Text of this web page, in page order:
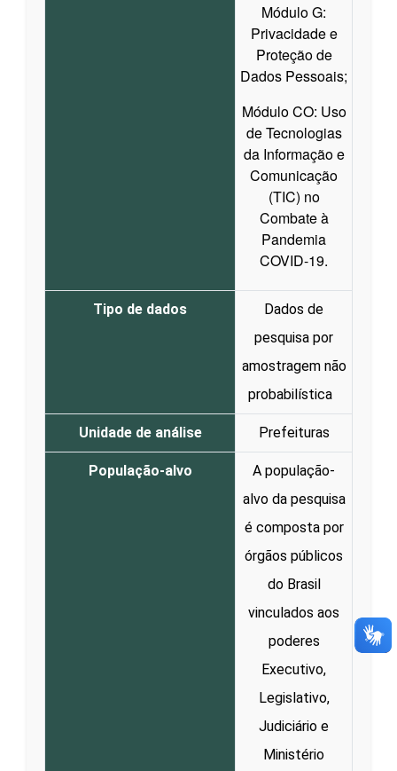
Módulo G:
Privacidade e
Proteção de
Dados Pessoais;
Módulo CO: Uso
de Tecnologias
da Informação e
Comunicação
(TIC) no
Combate à
Pandemia
COVID-19.
Tipo de dados
Dados de
pesquisa por
amostragem não
probabilística
Unidade de análise Prefeituras
População-alvo
A população-
alvo da pesquisa
é composta por
órgãos públicos
do Brasil
vinculados aos
poderes
Executivo,
Legislativo,
Judiciário e
Ministério